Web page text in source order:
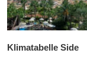
Klimatabelle Side